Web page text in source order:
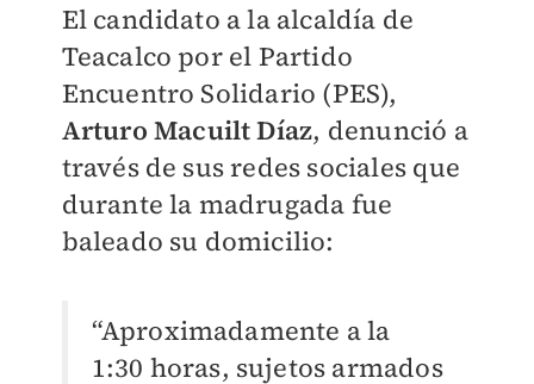
El candidato a la alcaldía de
Teacalco por el Partido
Encuentro Solidario (PES),
Arturo Macuilt Díaz, denunció a
través de sus redes sociales que
durante la madrugada fue
baleado su domicilio:
“Aproximadamente a la
1:30 horas, sujetos armados